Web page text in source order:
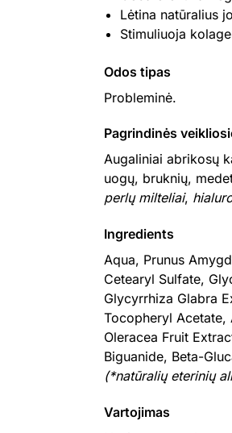
Lėtina natūralius
Stimuliuoja
Odos tipas
Probleminė.
Pagrindinės
Augaliniai abrikosų
uogų, bruknių,
perlų milteliai,
Ingredients
Aqua, Prunus
Cetearyl Sulfate,
Glycyrrhiza Glabra
Tocopheryl Acetate,
Oleracea Fruit
Biguanide, Beta-
(*natūralių eterinių
Vartojimas